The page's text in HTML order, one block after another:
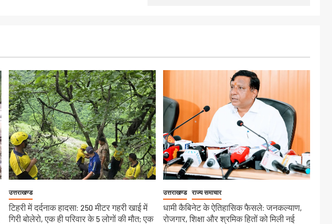
उत्तराखण्ड
टिहरी में दर्दनाक हादसा: 250 मीटर गहरी खाई में
गिरी बोलेरो, एक ही परिवार के 5 लोगों की मौत; एक
उत्तराखण्ड राज्य समाचार
धामी कैबिनेट के ऐतिहासिक फैसले: जनकल्याण,
रोजगार, शिक्षा और श्रमिक हितों को मिली नई